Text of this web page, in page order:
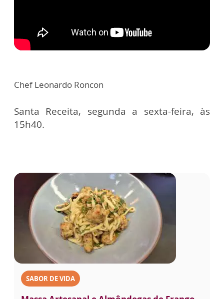
Chef Leonardo Roncon
Santa Receita, segunda a sexta-feira, às
15h40.
SABOR DE VIDA